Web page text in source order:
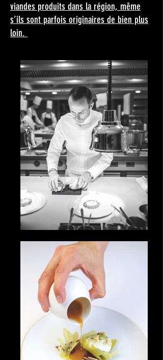
viandes produits dans la région, même
s’ils sont parfois originaires de bien plus
loin.